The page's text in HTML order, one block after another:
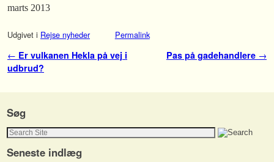
marts 2013
Udgivet i Rejse nyheder Permalink
Indlæg navigation
← Er vulkanen Hekla på vej i
udbrud?
Pas på gadehandlere →
Søg
Seneste indlæg